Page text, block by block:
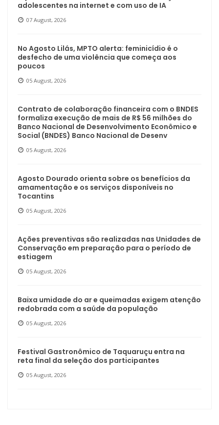
adolescentes na internet e com uso de IA
07 August, 2026
No Agosto Lilás, MPTO alerta: feminicídio é o
desfecho de uma violência que começa aos
poucos
05 August, 2026
Contrato de colaboração financeira com o BNDES
formaliza execução de mais de R$ 56 milhões do
Banco Nacional de Desenvolvimento Econômico e
Social (BNDES) Banco Nacional de Desenv
05 August, 2026
Agosto Dourado orienta sobre os benefícios da
amamentação e os serviços disponíveis no
Tocantins
05 August, 2026
Ações preventivas são realizadas nas Unidades de
Conservação em preparação para o período de
estiagem
05 August, 2026
Baixa umidade do ar e queimadas exigem atenção
redobrada com a saúde da população
05 August, 2026
Festival Gastronômico de Taquaruçu entra na
reta final da seleção dos participantes
05 August, 2026